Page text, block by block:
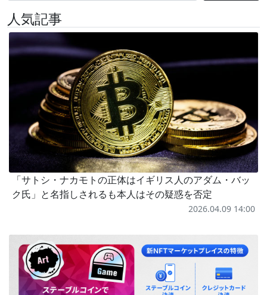
人気記事
「サトシ・ナカモトの正体はイギリス人のアダム・バッ
ク氏」と名指しされるも本人はその疑惑を否定
2026.04.09 14:00